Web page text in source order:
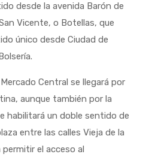
desde la avenida Barón de
Vicente, o Botellas, que
único desde Ciudad de
Central se llegará por
aunque también por la
habilitará un doble sentido de
entre las calles Vieja de la
el acceso al